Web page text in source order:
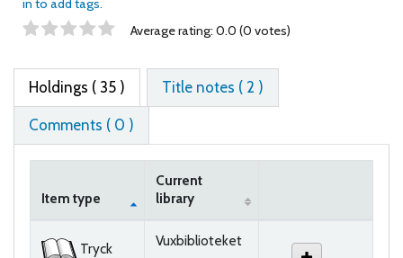
in to add tags.
Star ratings Average rating: 0.0 (0 votes)
Holdings ( 35 ) Title notes ( 2 )
Comments ( 0 )
Item type
Current
library
Tryck Vuxbiblioteket